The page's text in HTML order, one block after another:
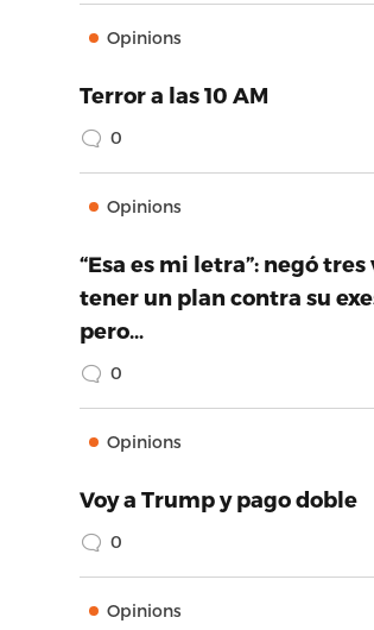
Opinions
Terror a las 10 AM
0
Opinions
“Esa es mi letra”: negó tres
tener un plan contra su
pero…
0
Opinions
Voy a Trump y pago doble
0
Opinions